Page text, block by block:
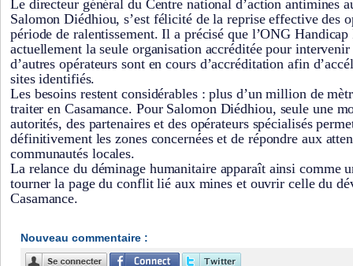
Le directeur général du Centre national d’action antimines
Salomon Diédhiou, s’est félicité de la reprise effective des
période de ralentissement. Il a précisé que l’ONG
actuellement la seule organisation accréditée pour
d’autres opérateurs sont en cours d’accréditation afin
sites identifiés.
Les besoins restent considérables : plus d’un million de
traiter en Casamance. Pour Salomon Diédhiou, seule une
autorités, des partenaires et des opérateurs spécialisés
définitivement les zones concernées et de répondre aux
communautés locales.
La relance du déminage humanitaire apparaît ainsi comme
tourner la page du conflit lié aux mines et ouvrir celle du
Casamance.
Nouveau commentaire :